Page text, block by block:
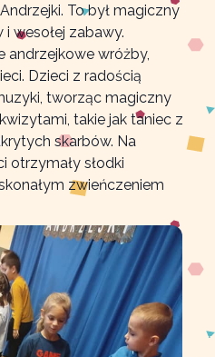
To był magiczny
wesołej zabawy.
andrzejkowe wróżby,
Dzieci z radością
tworząc magiczny
takie jak taniec z
skarbów. Na
otrzymały słodki
zwieńczeniem